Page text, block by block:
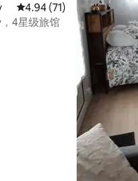
平均评分 4.94 分（满分 5
4.94 (71)
4星级旅馆